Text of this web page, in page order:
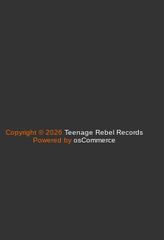
Copyright © 2026 Teenage Rebel Records
Powered by osCommerce